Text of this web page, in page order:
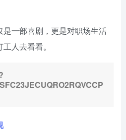
一部喜剧，更是对职场生活
人去看看。